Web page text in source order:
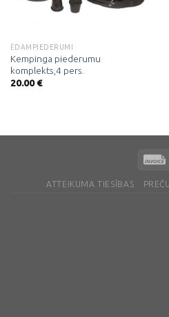
ĒDAMPIEDERUMI
Kempinga piederumu
komplekts,4 pers.
20.00€
ATTEIKUMA TIESĪBAS